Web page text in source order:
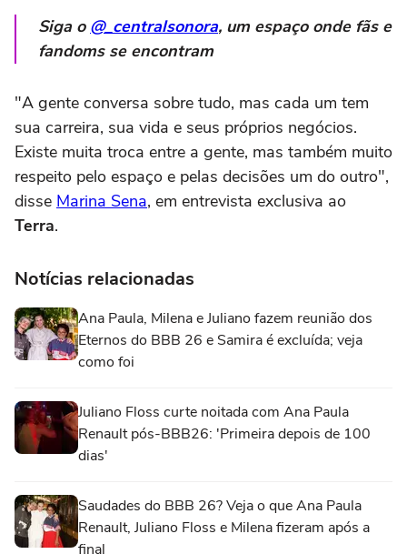
Siga o @_centralsonora, um espaço onde fãs e
fandoms se encontram
"A gente conversa sobre tudo, mas cada um tem
sua carreira, sua vida e seus próprios negócios.
Existe muita troca entre a gente, mas também muito
respeito pelo espaço e pelas decisões um do outro",
disse Marina Sena, em entrevista exclusiva ao
Terra.
Notícias relacionadas
Ana Paula, Milena e Juliano fazem reunião dos
Eternos do BBB 26 e Samira é excluída; veja
como foi
Juliano Floss curte noitada com Ana Paula
Renault pós-BBB26: 'Primeira depois de 100
dias'
Saudades do BBB 26? Veja o que Ana Paula
Renault, Juliano Floss e Milena fizeram após a
final